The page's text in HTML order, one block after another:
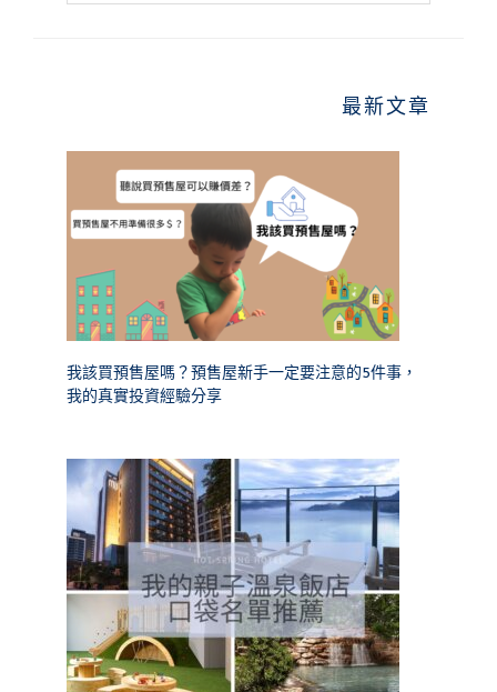
最新文章
我該買預售屋嗎？預售屋新手一定要注意的5件事，
我的真實投資經驗分享